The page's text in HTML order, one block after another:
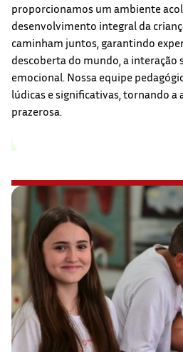
proporcionamos um ambiente
desenvolvimento integral da
caminham juntos, garantindo
descoberta do mundo, a interação
emocional. Nossa equipe
lúdicas e significativas, tornando a
prazerosa.